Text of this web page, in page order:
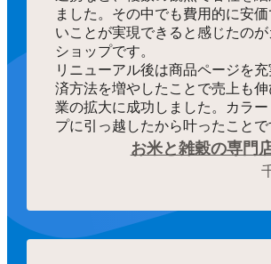
ました。その中でも費用的に安
いことが実現できると感じたの
ショップです。
リニューアル後は商品ページを
済方法を増やしたことで売上も
業の拡大に成功しました。カラー
プに引っ越したから叶ったことで
お米と雑穀の専門